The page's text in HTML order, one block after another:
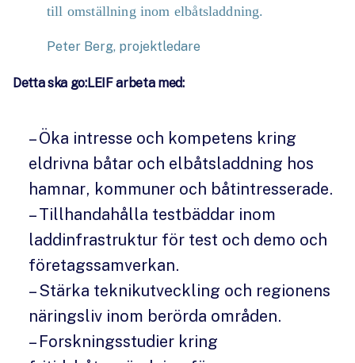
till omställning inom elbåtsladdning.
Peter Berg, projektledare
Detta ska go:LEIF arbeta med:
– Öka intresse och kompetens kring
eldrivna båtar och elbåtsladdning hos
hamnar, kommuner och båtintresserade.
– Tillhandahålla testbäddar inom
laddinfrastruktur för test och demo och
företagssamverkan.
– Stärka teknikutveckling och regionens
näringsliv inom berörda områden.
– Forskningsstudier kring